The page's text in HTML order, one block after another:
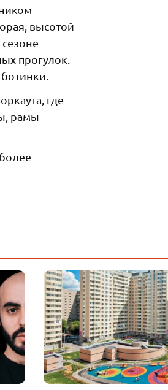
высотой
прогулок.
где
рамы